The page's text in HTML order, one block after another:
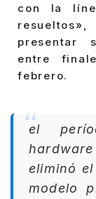
con la
presentar
entre
febrero.
el
eliminó
modelo